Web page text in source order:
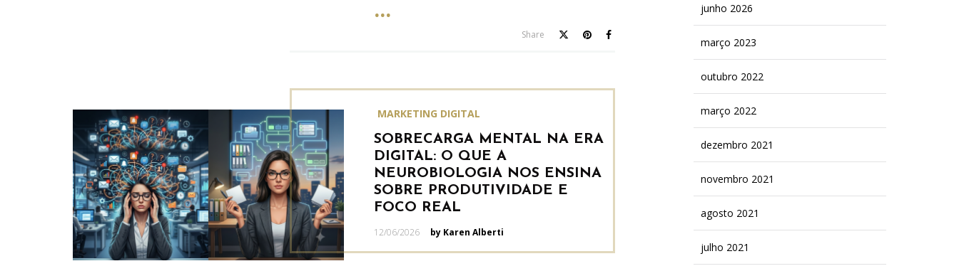
Share
MARKETING DIGITAL
SOBRECARGA MENTAL NA ERA
DIGITAL: O QUE A
NEUROBIOLOGIA NOS ENSINA
SOBRE PRODUTIVIDADE E
FOCO REAL
Posted
12/06/2026 by Karen Alberti
junho 2026
março 2023
outubro 2022
março 2022
dezembro 2021
novembro 2021
agosto 2021
julho 2021